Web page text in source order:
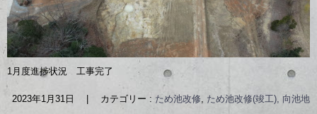
1月度進捗状況 工事完了
2023年1月31日 カテゴリー : ため池改修, ため池改修(竣工), 向池地